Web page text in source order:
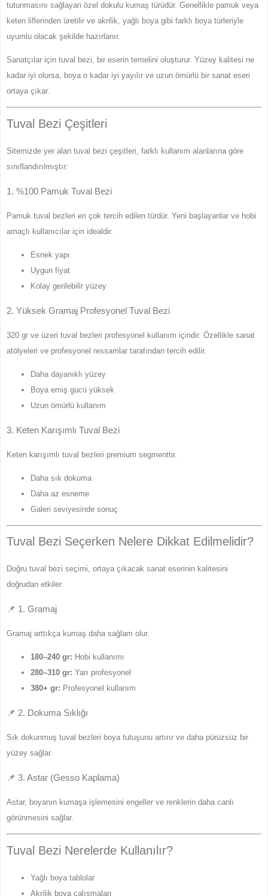
tutunmasını sağlayan özel dokulu kumaş türüdür. Genellikle pamuk veya
keten liflerinden üretilir ve akrilik, yağlı boya gibi farklı boya türleriyle
uyumlu olacak şekilde hazırlanır.
Sanatçılar için tuval bezi, bir eserin temelini oluşturur. Yüzey kalitesi ne
kadar iyi olursa, boya o kadar iyi yayılır ve uzun ömürlü bir sanat eseri
ortaya çıkar.
Tuval Bezi Çeşitleri
Sitemizde yer alan tuval bezi çeşitleri, farklı kullanım alanlarına göre
sınıflandırılmıştır:
1. %100 Pamuk Tuval Bezi
Pamuk tuval bezleri en çok tercih edilen türdür. Yeni başlayanlar ve hobi
amaçlı kullanıcılar için idealdir.
Esnek yapı
Uygun fiyat
Kolay gerilebilir yüzey
2. Yüksek Gramaj Profesyonel Tuval Bezi
320 gr ve üzeri tuval bezleri profesyonel kullanım içindir. Özellikle sanat
atölyeleri ve profesyonel ressamlar tarafından tercih edilir.
Daha dayanıklı yüzey
Boya emiş gücü yüksek
Uzun ömürlü kullanım
3. Keten Karışımlı Tuval Bezi
Keten karışımlı tuval bezleri premium segmenttir.
Daha sık dokuma
Daha az esneme
Galeri seviyesinde sonuç
Tuval Bezi Seçerken Nelere Dikkat Edilmelidir?
Doğru tuval bezi seçimi, ortaya çıkacak sanat eserinin kalitesini
doğrudan etkiler.
📌 1. Gramaj
Gramaj arttıkça kumaş daha sağlam olur.
180–240 gr: Hobi kullanımı
280–310 gr: Yarı profesyonel
380+ gr: Profesyonel kullanım
📌 2. Dokuma Sıklığı
Sık dokunmuş tuval bezleri boya tutuşunu artırır ve daha pürüzsüz bir
yüzey sağlar.
📌 3. Astar (Gesso Kaplama)
Astar, boyanın kumaşa işlemesini engeller ve renklerin daha canlı
görünmesini sağlar.
Tuval Bezi Nerelerde Kullanılır?
Yağlı boya tablolar
Akrilik boya çalışmaları